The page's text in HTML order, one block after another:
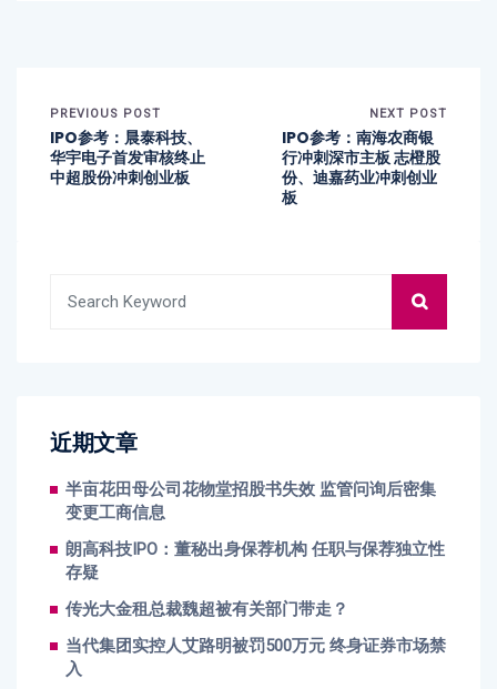
PREVIOUS POST
IPO参考：晨泰科技、
华宇电子首发审核终止
中超股份冲刺创业板
NEXT POST
IPO参考：南海农商银
行冲刺深市主板 志橙股
份、迪嘉药业冲刺创业
板
近期文章
半亩花田母公司花物堂招股书失效 监管问询后密集
变更工商信息
朗高科技IPO：董秘出身保荐机构 任职与保荐独立性
存疑
传光大金租总裁魏超被有关部门带走？
当代集团实控人艾路明被罚500万元 终身证券市场禁
入